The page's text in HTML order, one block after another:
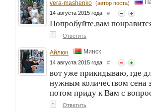
vera-mashenko (автор поста)
14 августа 2015 года #
Попробуйте,вам
↑ Ответить
Айлюн Минск
14 августа 2015 года #
вот уже прикидываю, где
нужным количеством сена
потом приду к Вам с
↑ Ответить